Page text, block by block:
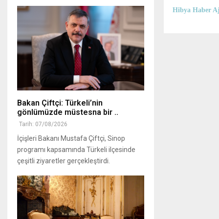
Hibya Haber
Bakan Çiftçi: Türkeli’nin
gönlümüzde müstesna bir ..
Tarih: 07/08/2026
İçişleri Bakanı Mustafa Çiftçi, Sinop
programı kapsamında Türkeli ilçesinde
çeşitli ziyaretler gerçekleştirdi.